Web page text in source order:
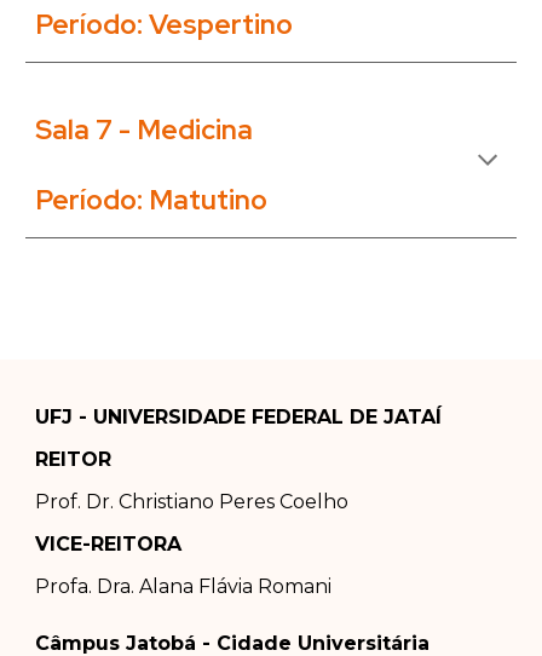
Período: Vespertino
Sala 7 - Medicina
Período: Matutino
UFJ - UNIVERSIDADE FEDERAL DE JATAÍ
REITOR
Prof. Dr. Christiano Peres Coelho
VICE-REITORA
Profa. Dra. Alana Flávia Romani
Câmpus Jatobá - Cidade Universitária